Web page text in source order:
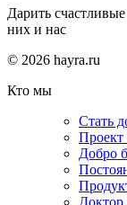
Дарить
них и нас
© 2026 hayra.ru
Кто мы
Стать
Проект
Добро